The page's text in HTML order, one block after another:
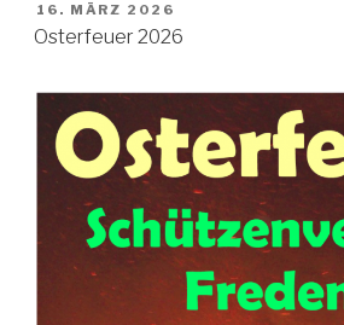
VERÖFFENTLICHT
AM
16. MÄRZ 2026
Osterfeuer 2026